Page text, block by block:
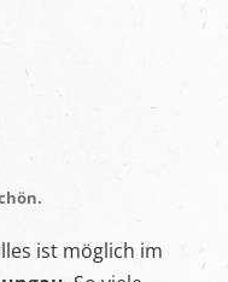
ist möglich im